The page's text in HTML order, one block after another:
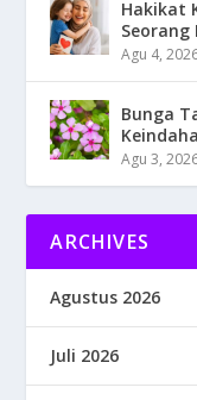
Hakikat
Seorang
Agu 4,
Bunga
Agu 3,
ARCHIVES
Agustus 2026
Juli 2026